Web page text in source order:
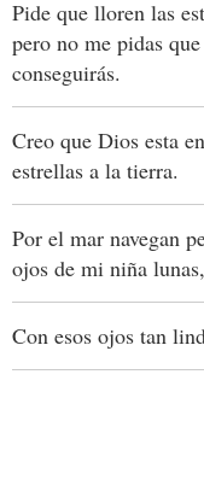
Pide que lloren las
pero no me pidas
conseguirás.
Creo que Dios esta
estrellas a la tierra.
Por el mar navegan
ojos de mi niña
Con esos ojos tan